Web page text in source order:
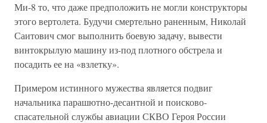
Ми-8 то, что даже предположить не могли конструкторы
этого вертолета. Будучи смертельно раненным, Николай
Саитович смог выполнить боевую задачу, вывести
винтокрылую машину из-под плотного обстрела и
посадить ее на «взлетку».
Примером истинного мужества является подвиг
начальника парашютно-десантной и поисково-
спасательной службы авиации СКВО Героя России